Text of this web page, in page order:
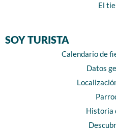
El
SOY TURISTA
Calendario de
Datos
Historia